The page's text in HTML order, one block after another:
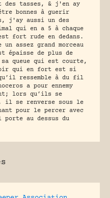
des tasses, & j'en ay
bonnes à guerir
j'ay aussi un des
qui en a 5 à chaque
fort rude en dedans.
un assez grand morceau
épaisse de plus de
queue qui est courte,
qui en fort est si
ressemble à du fil
a pour ennemy
lors qu’ils se
il se renverse sous le
pour le percer avec
au dessus du